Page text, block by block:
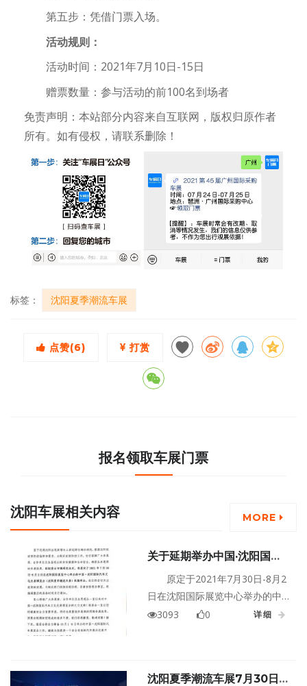
第五步：凭借门票入场。
活动规则：
活动时间：2021年7月10日-15日
赠票数量：参与活动的前100名到场者
免责声明：本站部分内容来自互联网，版权归原作者
所有。如有侵权，请联系删除！
标签： 沈阳夏季潮流车展
点赞(6) 打赏
报名领取车展门票
沈阳车展相关内容 MORE
关于延期举办中国·沈阳国际
汽车文化交易博览会（沈阳夏
季潮流车展）的公告
原定于2021年7月30日-8月2
日在沈阳国际展览中心举办的中
国·沈阳国际汽车文化交易博览会
妥善安排展会事宜，延期调整后
3093 0 详细
沈阳夏季潮流车展7月30日至